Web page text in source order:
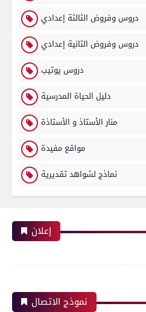
دروس وفروض الثالثة إعدادي
دروس وفروض الثانية إعدادي
دروس يوتيب
دليل الحياة المدرسية
منار الأستاذ و الأستاذة
مواقع مفيدة
نماذج لشواهد تقديرية
إعلان
نموذج الاتصال